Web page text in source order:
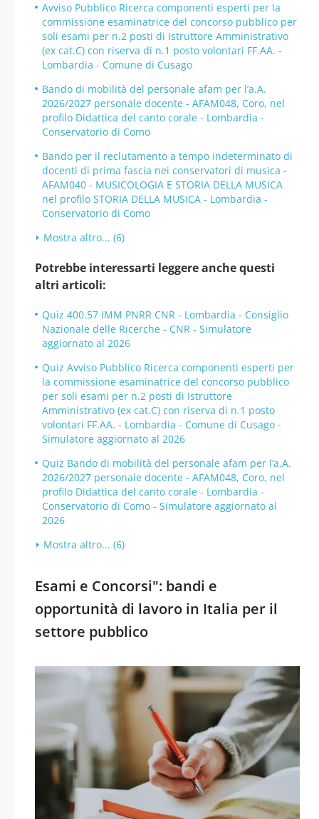
Avviso Pubblico Ricerca componenti esperti per la
commissione esaminatrice del concorso pubblico per
soli esami per n.2 posti di Istruttore Amministrativo
(ex cat.C) con riserva di n.1 posto volontari FF.AA. -
Lombardia - Comune di Cusago
Bando di mobilità del personale afam per l’a.A.
2026/2027 personale docente - AFAM048, Coro, nel
profilo Didattica del canto corale - Lombardia -
Conservatorio di Como
Bando per il reclutamento a tempo indeterminato di
docenti di prima fascia nei conservatori di musica -
AFAM040 - MUSICOLOGIA E STORIA DELLA MUSICA
nel profilo STORIA DELLA MUSICA - Lombardia -
Conservatorio di Como
Mostra altro... (6)
Potrebbe interessarti leggere anche questi
altri articoli:
Quiz 400.57 IMM PNRR CNR - Lombardia - Consiglio
Nazionale delle Ricerche - CNR - Simulatore
aggiornato al 2026
Quiz Avviso Pubblico Ricerca componenti esperti per
la commissione esaminatrice del concorso pubblico
per soli esami per n.2 posti di Istruttore
Amministrativo (ex cat.C) con riserva di n.1 posto
volontari FF.AA. - Lombardia - Comune di Cusago -
Simulatore aggiornato al 2026
Quiz Bando di mobilità del personale afam per l’a.A.
2026/2027 personale docente - AFAM048, Coro, nel
profilo Didattica del canto corale - Lombardia -
Conservatorio di Como - Simulatore aggiornato al
2026
Mostra altro... (6)
Esami e Concorsi": bandi e
opportunità di lavoro in Italia per il
settore pubblico